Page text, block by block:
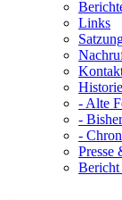
Links
- Alte
-
-
Presse